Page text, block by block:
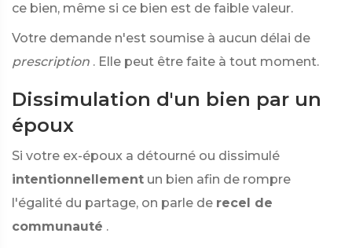
ce bien, même si ce bien est de faible valeur.
Votre demande n'est soumise à aucun délai de
prescription . Elle peut être faite à tout moment.
Dissimulation d'un bien par un
époux
Si votre ex-époux a détourné ou dissimulé
intentionnellement un bien afin de rompre
l'égalité du partage, on parle de recel de
communauté .